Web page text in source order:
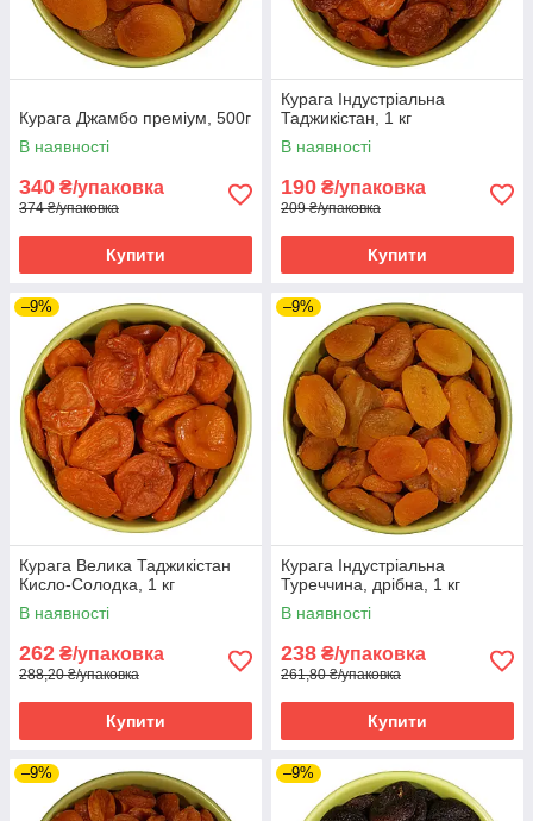
Курага Джамбо преміум, 500г
В наявності
340 ₴/упаковка
374 ₴/упаковка
Купити
Курага Індустріальна
Таджикістан, 1 кг
В наявності
190 ₴/упаковка
209 ₴/упаковка
Купити
–9%
Курага Велика Таджикістан
Кисло-Солодка, 1 кг
В наявності
262 ₴/упаковка
288,20 ₴/упаковка
Купити
–9%
Курага Індустріальна
Туреччина, дрібна, 1 кг
В наявності
238 ₴/упаковка
261,80 ₴/упаковка
Купити
–9% –9%